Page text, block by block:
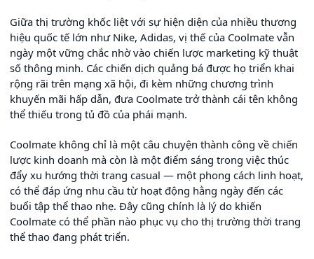
Giữa thị trường khốc liệt với sự hiện diện của nhiều thương
hiệu quốc tế lớn như Nike, Adidas, vị thế của Coolmate vẫn
ngày một vững chắc nhờ vào chiến lược marketing kỹ thuật
số thông minh. Các chiến dịch quảng bá được họ triển khai
rộng rãi trên mạng xã hội, đi kèm những chương trình
khuyến mãi hấp dẫn, đưa Coolmate trở thành cái tên không
thể thiếu trong tủ đồ của phái mạnh.
Coolmate không chỉ là một câu chuyện thành công về chiến
lược kinh doanh mà còn là một điểm sáng trong việc thúc
đẩy xu hướng thời trang casual — một phong cách linh hoạt,
có thể đáp ứng nhu cầu từ hoạt động hằng ngày đến các
buổi tập thể thao nhẹ. Đây cũng chính là lý do khiến
Coolmate có thể phần nào phục vụ cho thị trường thời trang
thể thao đang phát triển.